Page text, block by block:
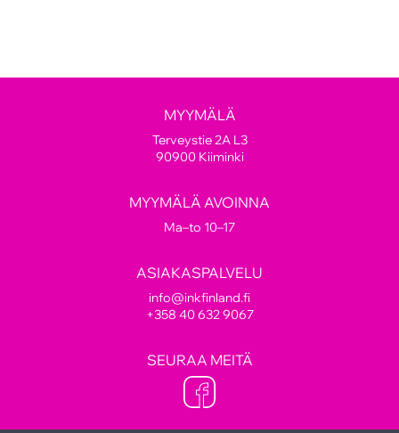
MYYMÄLÄ
Terveystie 2A L3
90900 Kiiminki
MYYMÄLÄ AVOINNA
Ma–to 10–17
ASIAKASPALVELU
info@inkfinland.fi
+358 40 632 9067
SEURAA MEITÄ